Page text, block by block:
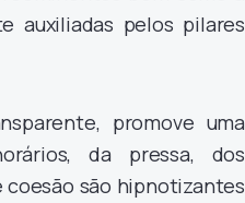
auxiliadas pelos pilares
promove uma
da pressa, dos
coesão são hipnotizantes